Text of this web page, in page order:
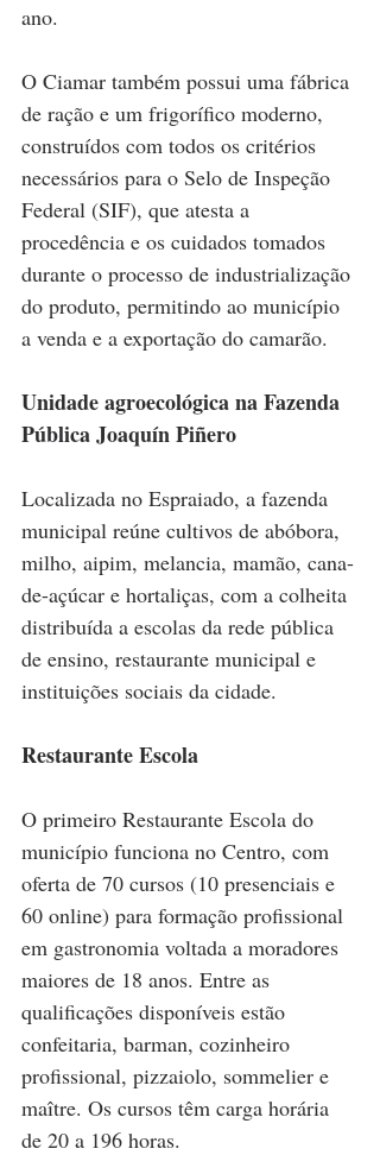
ano.
O Ciamar também possui uma fábrica
de ração e um frigorífico moderno,
construídos com todos os critérios
necessários para o Selo de Inspeção
Federal (SIF), que atesta a
procedência e os cuidados tomados
durante o processo de industrialização
do produto, permitindo ao município
a venda e a exportação do camarão.
Unidade agroecológica na Fazenda
Pública Joaquín Piñero
Localizada no Espraiado, a fazenda
municipal reúne cultivos de abóbora,
milho, aipim, melancia, mamão, cana-
de-açúcar e hortaliças, com a colheita
distribuída a escolas da rede pública
de ensino, restaurante municipal e
instituições sociais da cidade.
Restaurante Escola
O primeiro Restaurante Escola do
município funciona no Centro, com
oferta de 70 cursos (10 presenciais e
60 online) para formação profissional
em gastronomia voltada a moradores
maiores de 18 anos. Entre as
qualificações disponíveis estão
confeitaria, barman, cozinheiro
profissional, pizzaiolo, sommelier e
maître. Os cursos têm carga horária
de 20 a 196 horas.